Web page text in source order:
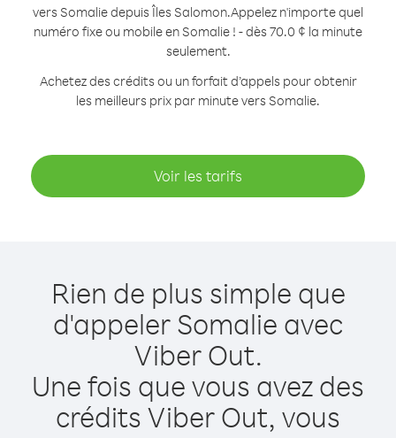
vers Somalie depuis Îles Salomon.Appelez n'importe quel
numéro fixe ou mobile en Somalie ! - dès 70.0 ¢ la minute
seulement.
Achetez des crédits ou un forfait d’appels pour obtenir
les meilleurs prix par minute vers Somalie.
Voir les tarifs
Rien de plus simple que
d'appeler Somalie avec
Viber Out.
Une fois que vous avez des
crédits Viber Out, vous